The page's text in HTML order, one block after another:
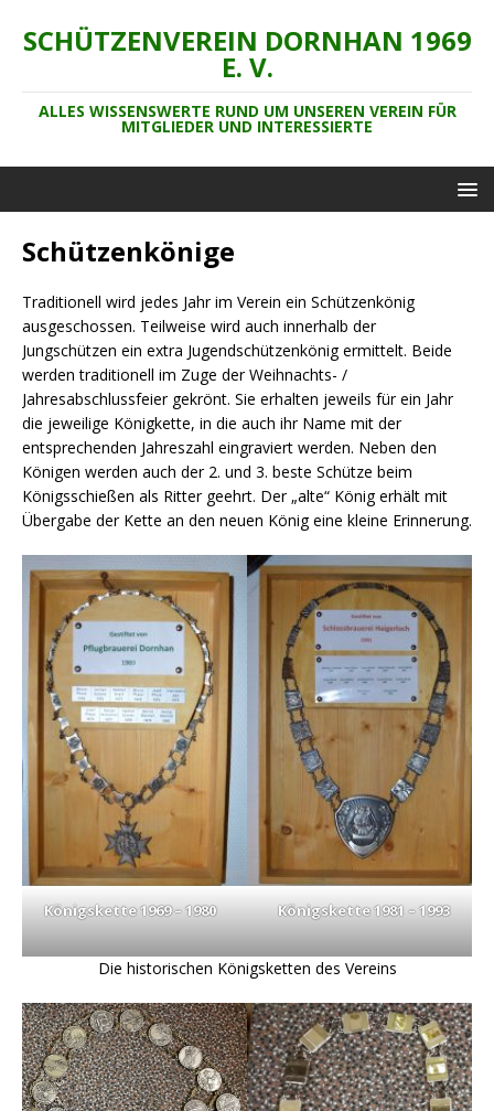
SCHÜTZENVEREIN DORNHAN 1969
E. V.
ALLES WISSENSWERTE RUND UM UNSEREN VEREIN FÜR
MITGLIEDER UND INTERESSIERTE
Schützenkönige
Traditionell wird jedes Jahr im Verein ein Schützenkönig
ausgeschossen. Teilweise wird auch innerhalb der
Jungschützen ein extra Jugendschützenkönig ermittelt. Beide
werden traditionell im Zuge der Weihnachts- /
Jahresabschlussfeier gekrönt. Sie erhalten jeweils für ein Jahr
die jeweilige Königkette, in die auch ihr Name mit der
entsprechenden Jahreszahl eingraviert werden. Neben den
Königen werden auch der 2. und 3. beste Schütze beim
Königsschießen als Ritter geehrt. Der „alte“ König erhält mit
Übergabe der Kette an den neuen König eine kleine Erinnerung.
Königskette 1969 – 1980 Königskette 1981 – 1993
Die historischen Königsketten des Vereins